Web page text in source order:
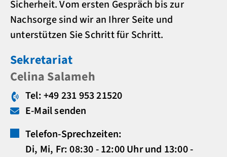
Sicherheit. Vom ersten Gespräch bis zur
Nachsorge sind wir an Ihrer Seite und
unterstützen Sie Schritt für Schritt.
Sekretariat
Celina Salameh
Tel: +49 231 953 21520
E-Mail senden
Telefon-Sprechzeiten:
Di, Mi, Fr: 08:30 - 12:00 Uhr und 13:00 -